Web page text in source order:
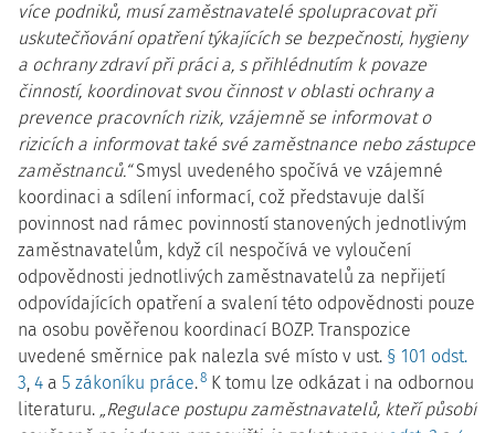
více podniků, musí zaměstnavatelé spolupracovat při
uskutečňování opatření týkajících se bezpečnosti, hygieny
a ochrany zdraví při práci a, s přihlédnutím k povaze
činností, koordinovat svou činnost v oblasti ochrany a
prevence pracovních rizik, vzájemně se informovat o
rizicích a informovat také své zaměstnance nebo zástupce
zaměstnanců.“Smysl uvedeného spočívá ve vzájemné
koordinaci a sdílení informací, což představuje další
povinnost nad rámec povinností stanovených jednotlivým
zaměstnavatelům, když cíl nespočívá ve vyloučení
odpovědnosti jednotlivých zaměstnavatelů za nepřijetí
odpovídajících opatření a svalení této odpovědnosti pouze
na osobu pověřenou koordinací BOZP. Transpozice
uvedené směrnice pak nalezla své místo v ust. § 101 odst.
3, 4 a 5 zákoníku práce.8 K tomu lze odkázat i na odbornou
literaturu. „Regulace postupu zaměstnavatelů, kteří působí